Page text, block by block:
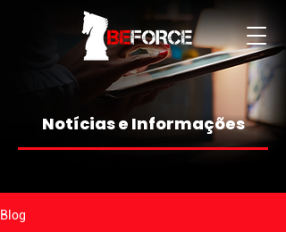
Notícias e Informações
Blog